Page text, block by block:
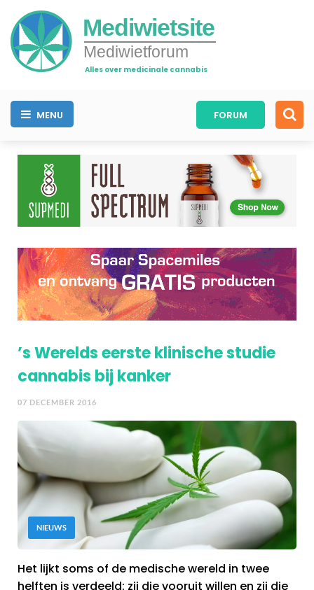
Mediwietsite
Mediwietforum
Alles over medicinale cannabis
MENU FORUM
’s Werelds eerste klinische studie
cannabis bij kanker
07 DECEMBER 2016
NIEUWS
Het lijkt soms of de medische wereld in twee
helften is verdeeld: zij die vooruit willen en zij die